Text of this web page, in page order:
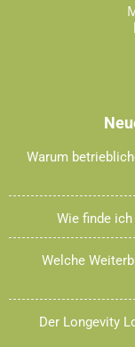
Warum
Wie finde
Welche
Der Longevity